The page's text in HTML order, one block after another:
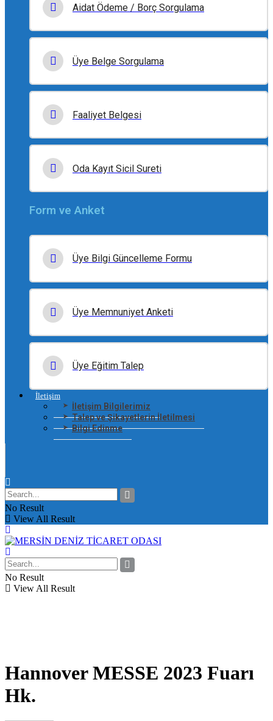
Aidat Ödeme / Borç Sorgulama
Üye Belge Sorgulama
Faaliyet Belgesi
Oda Kayıt Sicil Sureti
Form ve Anket
Üye Bilgi Güncelleme Formu
Üye Memnuniyet Anketi
Üye Eğitim Talep
İletişim
İletişim Bilgilerimiz
Talep ve Şikayetlerin İletilmesi
Bilgi Edinme
No Result
View All Result
No Result
View All Result
Hannover MESSE 2023 Fuarı
Hk.